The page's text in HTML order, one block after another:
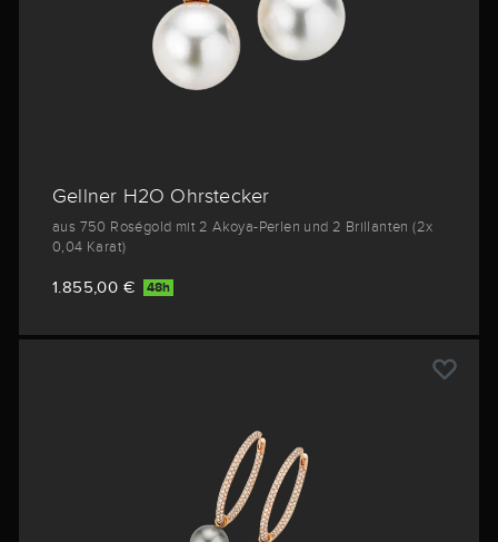
Gellner H2O Ohrstecker
aus 750 Roségold mit 2 Akoya-Perlen und 2 Brillanten (2x
0,04 Karat)
1.855,00 € 48h